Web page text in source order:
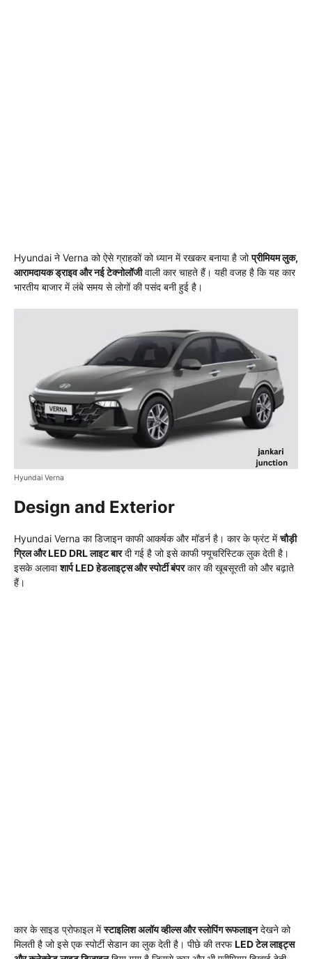
Hyundai ने Verna को ऐसे ग्राहकों को ध्यान में रखकर बनाया है जोप्रीमियम लुक,
आरामदायक ड्राइव और नई टेक्नोलॉजीवाली कार चाहते हैं। यही वजह है कि यह कार
भारतीय बाजार में लंबे समय से लोगों की पसंद बनी हुई है।
Hyundai Verna
Design and Exterior
Hyundai Verna का डिजाइन काफी आकर्षक और मॉडर्न है। कार के फ्रंट मेंचौड़ी
ग्रिल और LED DRL लाइट बारदी गई है जो इसे काफी फ्यूचरिस्टिक लुक देती है।
इसके अलावाशार्प LED हेडलाइट्स और स्पोर्टी बंपरकार की खूबसूरती को और बढ़ाते
हैं।
कार के साइड प्रोफाइल मेंस्टाइलिश अलॉय व्हील्स और स्लोपिंग रूफलाइनदेखने को
मिलती है जो इसे एक स्पोर्टी सेडान का लुक देती है। पीछे की तरफLED टेल लाइट्स